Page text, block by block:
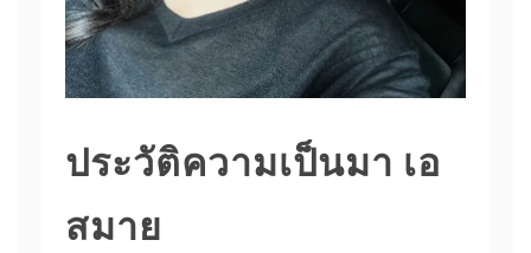
ประวัติความเป็นมา เอ
สมาย